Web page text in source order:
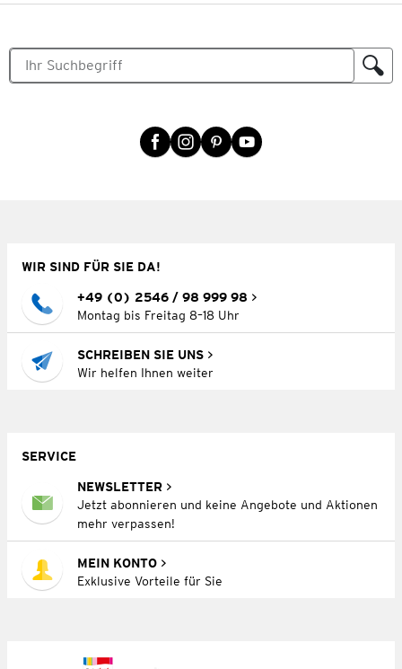
WIR SIND FÜR SIE DA!
+49 (0) 2546 / 98 999 98
Montag bis Freitag 8–18 Uhr
SCHREIBEN SIE UNS
Wir helfen Ihnen weiter
SERVICE
NEWSLETTER
Jetzt abonnieren und keine Angebote und Aktionen
mehr verpassen!
MEIN KONTO
Exklusive Vorteile für Sie